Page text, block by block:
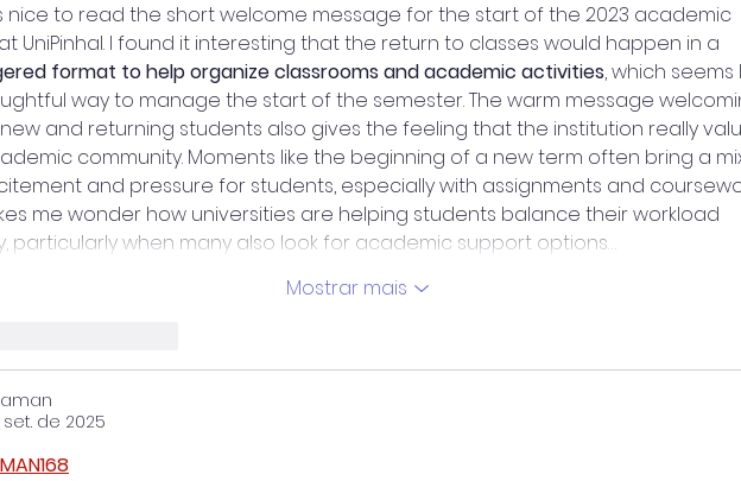
envase foi
pela professora
Garcia, responsável
nice to read the short welcome message for the start of the 2023 academic
UniPinhal. I found it interesting that the return to classes would happen in a
format to help organize classrooms and academic activities, which seems
way to manage the start of the semester. The warm message
and returning students also gives the feeling that the institution really
community. Moments like the beginning of a new term often bring a
and pressure for students, especially with assignments and
me wonder how universities are helping students balance their workload
particularly when many also look for academic support options…
Mostrar mais
de 2025